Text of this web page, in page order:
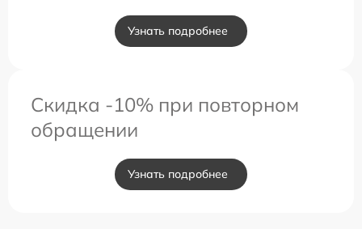
Узнать подробнее
Скидка -10% при повторном
обращении
Узнать подробнее